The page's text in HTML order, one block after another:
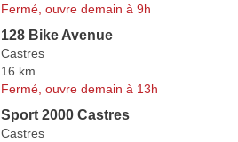
Fermé, ouvre demain à 9h
128 Bike Avenue
Castres
16 km
Fermé, ouvre demain à 13h
Sport 2000 Castres
Castres